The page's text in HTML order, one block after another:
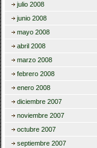
julio 2008
junio 2008
mayo 2008
abril 2008
marzo 2008
febrero 2008
enero 2008
diciembre 2007
noviembre 2007
octubre 2007
septiembre 2007